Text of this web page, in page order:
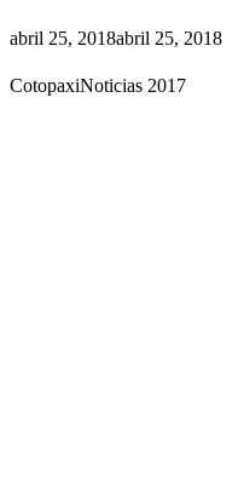
abril 25, 2018abril 25, 2018
CotopaxiNoticias 2017